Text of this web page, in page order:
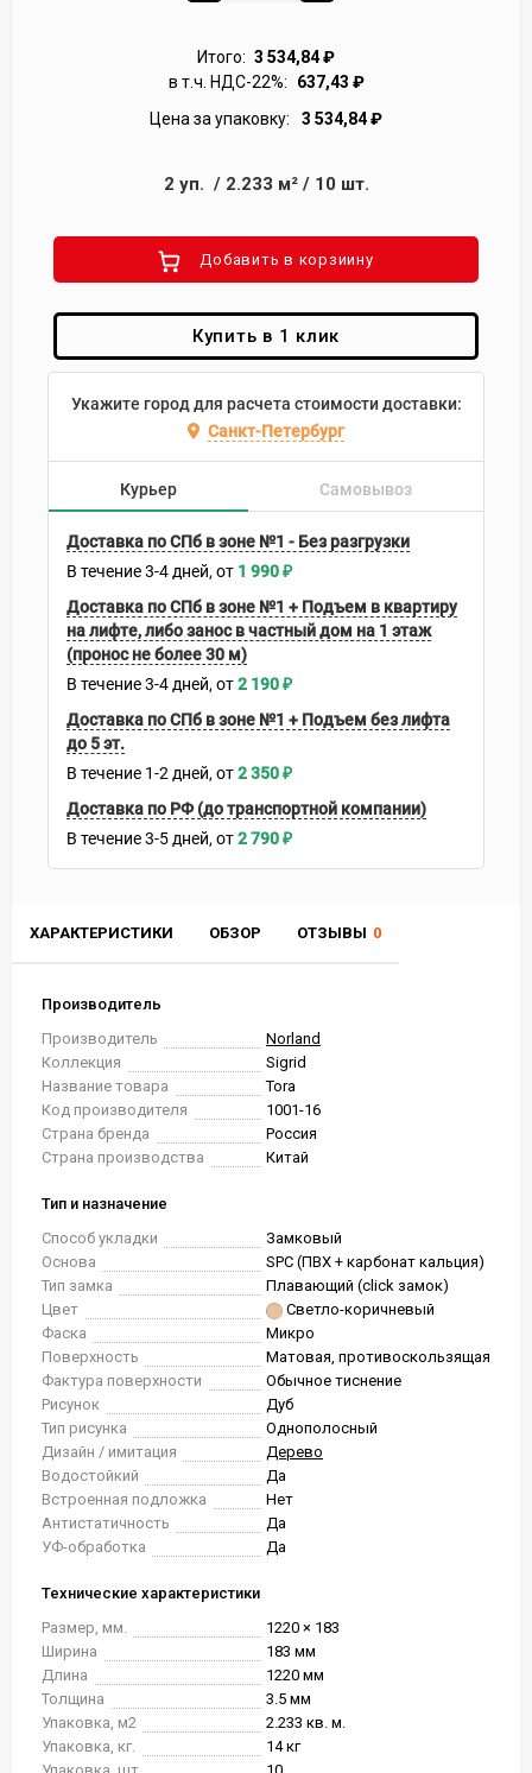
ХАРАКТЕРИСТИКИ ОБЗОР ОТЗЫВЫ 0
Производитель
Производитель
Norland
Коллекция
Sigrid
Название товара
Tora
Код производителя
1001-16
Страна бренда
Россия
Страна производства
Китай
Тип и назначение
Способ укладки
Замковый
Основа
SPC (ПВХ + карбонат кальция)
Тип замка
Плавающий (click замок)
Цвет
Светло-коричневый
Фаска
Микро
Поверхность
Матовая, противоскользящая
Фактура поверхности
Обычное тиснение
Рисунок
Дуб
Тип рисунка
Однополосный
Дизайн / имитация
Дерево
Водостойкий
Да
Встроенная подложка
Нет
Антистатичность
Да
УФ-обработка
Да
Технические характеристики
Размер, мм.
1220 × 183
Ширина
183 мм
Длина
1220 мм
Толщина
3.5 мм
Упаковка, м2
2.233 кв. м.
Упаковка, кг.
14 кг
Итого: 3 534,84₽
в т.ч. НДС-22%:
637,43 ₽
Цена за упаковку:
3 534,84₽
2 уп. / 2.233 м²/ 10 шт.
Добавить в корзиину
Купить в 1 клик
Укажите город для расчета стоимости доставки:
Санкт-Петербург
Курьер Самовывоз
Доставка по СПб в зоне №1 - Без разгрузки
В течение3-4 дней 1 990₽
Доставка по СПб в зоне №1 + Подъем в квартиру
на лифте, либо занос в частный дом на 1 этаж
(пронос не более 30 м)
В течение3-4 дней 2 190₽
Доставка по СПб в зоне №1 + Подъем без лифта
до 5 эт.
В течение 1-2 дней 2 350₽
Доставка по РФ (до транспортной компании)
В течение3-5 дней 2 790₽